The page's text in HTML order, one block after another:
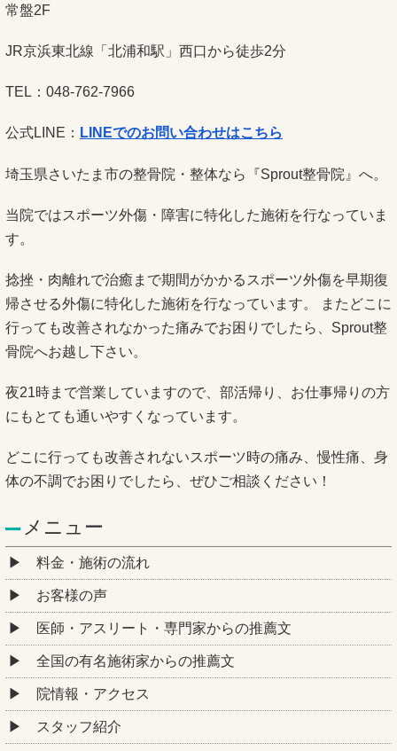
常盤2F
JR京浜東北線「北浦和駅」西口から徒歩2分
TEL：048-762-7966
公式LINE： LINEでのお問い合わせはこちら
埼玉県さいたま市の整骨院・整体なら『Sprout整骨院』へ。
当院ではスポーツ外傷・障害に特化した施術を行なっていま
す。
捻挫・肉離れで治癒まで期間がかかるスポーツ外傷を早期復
帰させる外傷に特化した施術を行なっています。 またどこに
行っても改善されなかった痛みでお困りでしたら、Sprout整
骨院へお越し下さい。
夜21時まで営業していますので、部活帰り、お仕事帰りの方
にもとても通いやすくなっています。
どこに行っても改善されないスポーツ時の痛み、慢性痛、身
体の不調でお困りでしたら、ぜひご相談ください！
メニュー
料金・施術の流れ
お客様の声
医師・アスリート・専門家からの推薦文
全国の有名施術家からの推薦文
院情報・アクセス
スタッフ紹介